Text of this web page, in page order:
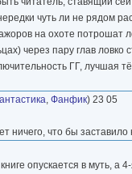
чуть ли не рядом
на охоте потрошат
через пару глав
ГГ, лучшая
, Фанфик) 23 05
ничего, что бы
опускается в муть,